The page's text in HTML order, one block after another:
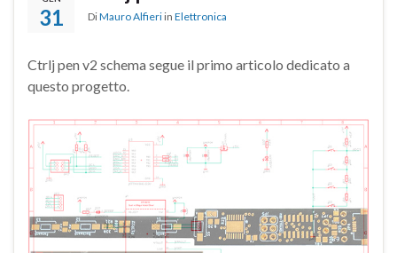
31 DiMauro Alfieri in Elettronica
Ctrlj pen v2 schema segue il primo articolo dedicato a
questo progetto.